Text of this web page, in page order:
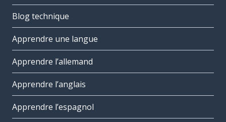
Blog technique
Apprendre une langue
Apprendre l’allemand
Apprendre l’anglais
Apprendre l’espagnol